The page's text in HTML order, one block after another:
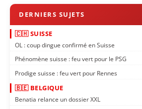
🇨🇭 SUISSE
OL : coup dingue confirmé en Suisse
Phénomène suisse : feu vert pour le PSG
Prodige suisse : feu vert pour Rennes
🇧🇪 BELGIQUE
Benatia relance un dossier XXL